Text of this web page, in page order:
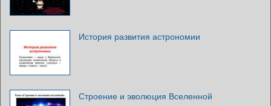
История развития астрономии
Строение и эволюция Вселенной